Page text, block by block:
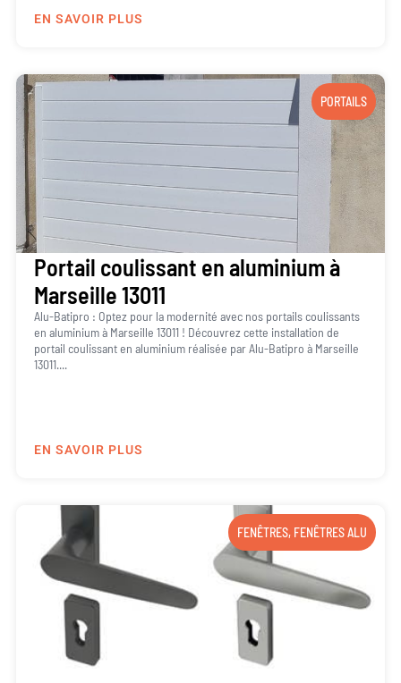
EN SAVOIR PLUS
PORTAILS
Portail coulissant en aluminium à
Marseille 13011
Alu-Batipro : Optez pour la modernité avec nos portails coulissants
en aluminium à Marseille 13011 ! Découvrez cette installation de
portail coulissant en aluminium réalisée par Alu-Batipro à Marseille
13011....
EN SAVOIR PLUS
FENÊTRES, FENÊTRES ALU